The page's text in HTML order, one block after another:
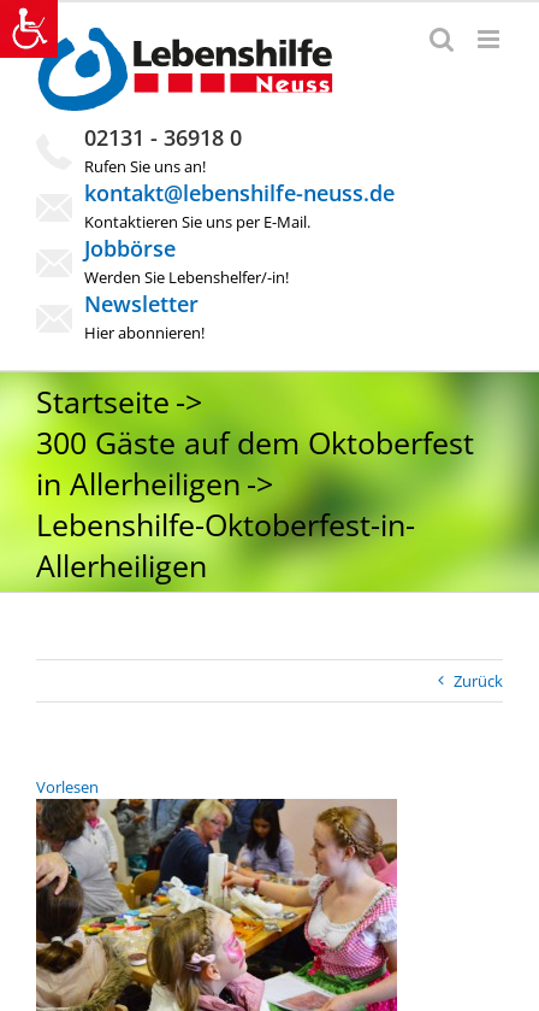
Zum
Inhalt
springen
02131 - 36918 0
Rufen Sie uns an!
kontakt@lebenshilfe-neuss.de
Kontaktieren Sie uns per E-Mail.
Jobbörse
Werden Sie Lebenshelfer/-in!
Newsletter
Hier abonnieren!
Startseite
300 Gäste auf dem Oktoberfest
in Allerheiligen
Lebenshilfe-Oktoberfest-in-
Allerheiligen
Zurück
Vor­le­sen